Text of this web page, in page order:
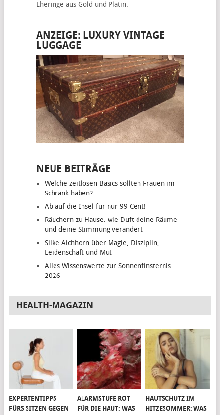
Eheringe aus Gold und Platin.
ANZEIGE: LUXURY VINTAGE
LUGGAGE
NEUE BEITRÄGE
Welche zeitlosen Basics sollten Frauen im
Schrank haben?
Ab auf die Insel für nur 99 Cent!
Räuchern zu Hause: wie Duft deine Räume
und deine Stimmung verändert
Silke Aichhorn über Magie, Disziplin,
Leidenschaft und Mut
Alles Wissenswerte zur Sonnenfinsternis
2026
HEALTH-MAGAZIN
EXPERTENTIPPS
FÜRS SITZEN GEGEN
ALARMSTUFE ROT
FÜR DIE HAUT: WAS
HAUTSCHUTZ IM
HITZESOMMER: WAS